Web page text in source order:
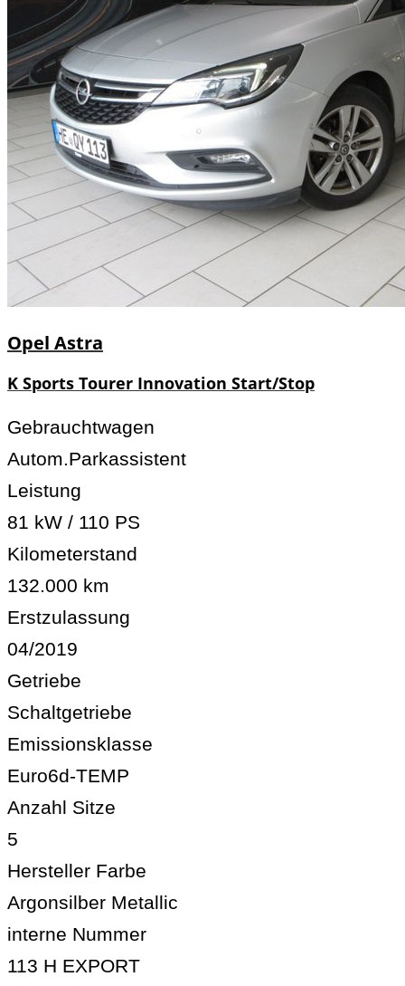
Opel Astra
K Sports Tourer Innovation Start/Stop
Gebrauchtwagen
Autom.Parkassistent
Leistung
81 kW / 110 PS
Kilometerstand
132.000 km
Erstzulassung
04/2019
Getriebe
Schaltgetriebe
Emissionsklasse
Euro6d-TEMP
Anzahl Sitze
5
Hersteller Farbe
Argonsilber Metallic
interne Nummer
113 H EXPORT